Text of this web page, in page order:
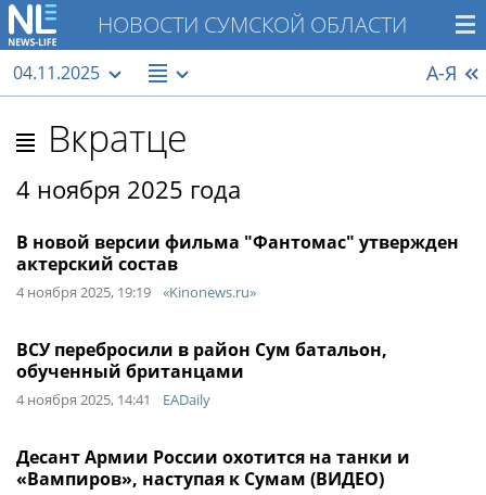
НОВОСТИ СУМСКОЙ ОБЛАСТИ
04.11.2025 А-Я
Вкратце
4 ноября 2025 года
В новой версии фильма "Фантомас" утвержден
актерский состав
4 ноября 2025, 19:19 «Kinonews.ru»
ВСУ перебросили в район Сум батальон,
обученный британцами
4 ноября 2025, 14:41 EADaily
Десант Армии России охотится на танки и
«Вампиров», наступая к Сумам (ВИДЕО)